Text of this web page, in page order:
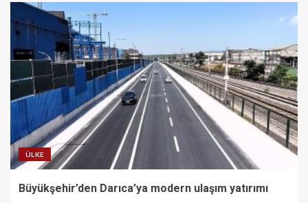
ÜLKE
Büyükşehir’den Darıca’ya modern ulaşım yatırımı